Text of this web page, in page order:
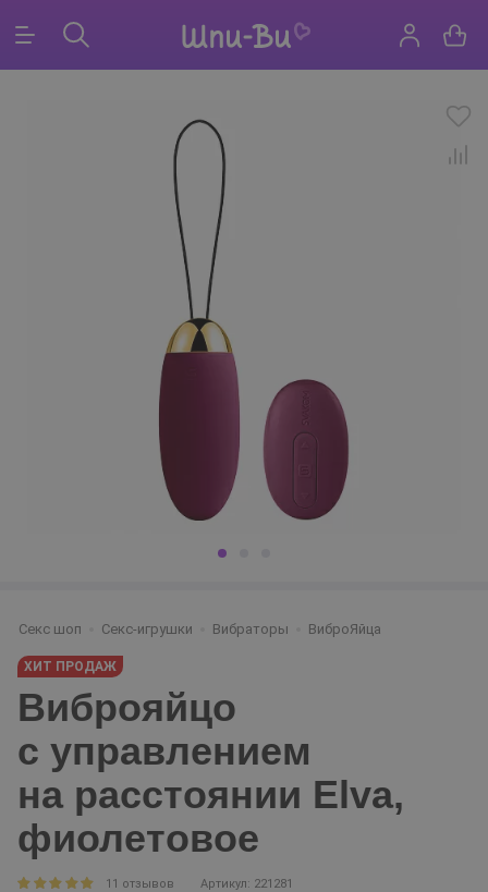
Секс шоп Секс-игрушки Вибраторы ВиброЯйца
ХИТ ПРОДАЖ
Виброяйцо
с управлением
на расстоянии Elva,
фиолетовое
11 отзывов Артикул: 221281